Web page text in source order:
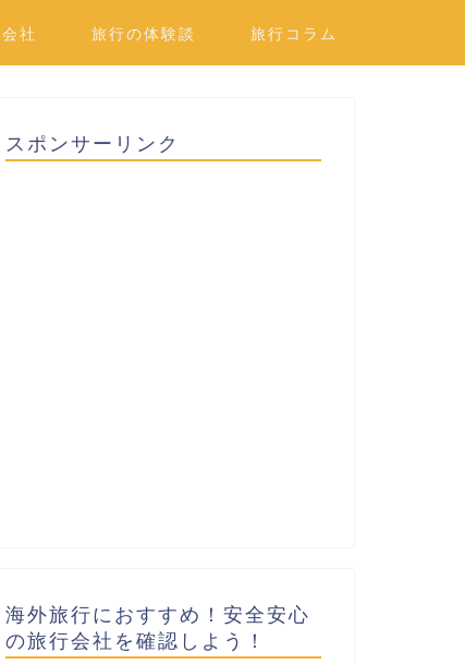
社 旅行の体験談 旅行コラム
スポンサーリンク
海外旅行におすすめ！安全安心
の旅行会社を確認しよう！